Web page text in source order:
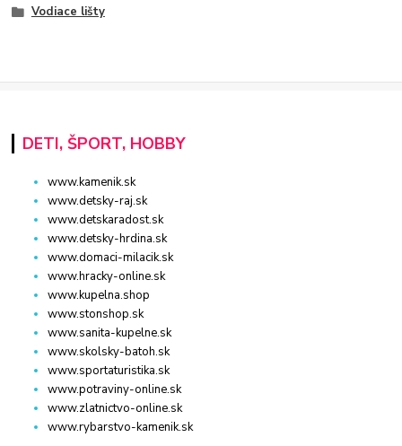
Vodiace lišty
DETI, ŠPORT, HOBBY
www.kamenik.sk
www.detsky-raj.sk
www.detskaradost.sk
www.detsky-hrdina.sk
www.domaci-milacik.sk
www.hracky-online.sk
www.kupelna.shop
www.stonshop.sk
www.sanita-kupelne.sk
www.skolsky-batoh.sk
www.sportaturistika.sk
www.potraviny-online.sk
www.zlatnictvo-online.sk
www.rybarstvo-kamenik.sk